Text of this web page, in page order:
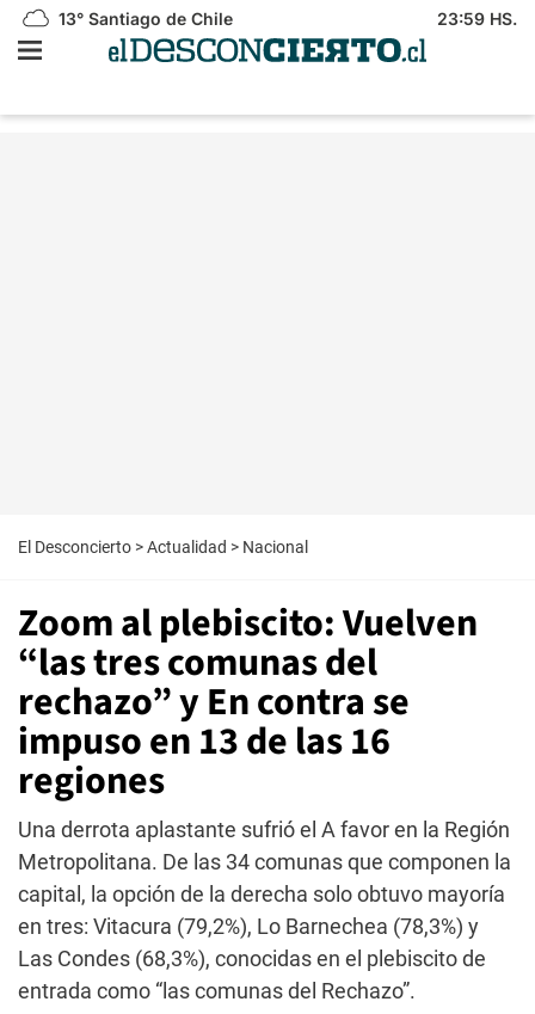
13° Santiago de Chile 23:59 HS.
El Desconcierto >Actualidad > Nacional
Zoom al plebiscito: Vuelven
“las tres comunas del
rechazo” y En contra se
impuso en 13 de las 16
regiones
Una derrota aplastante sufrió el A favor en la Región
Metropolitana. De las 34 comunas que componen la
capital, la opción de la derecha solo obtuvo mayoría
en tres: Vitacura (79,2%), Lo Barnechea (78,3%) y
Las Condes (68,3%), conocidas en el plebiscito de
entrada como “las comunas del Rechazo”.